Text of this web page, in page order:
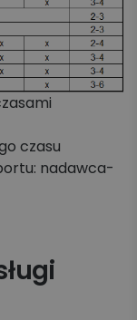
czasu
nadawca-